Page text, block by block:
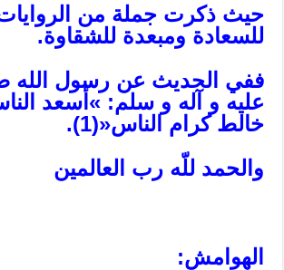
حيث ذكرت جملة من الروايات
للسعادة ومبعدة للشقاوة.
ففي الحديث عن رسول الله
عليه و آله و سلم: »أسعد
خالط كرام الناس«(1).
والحمد للّه رب العالمين‏
الهوامش: